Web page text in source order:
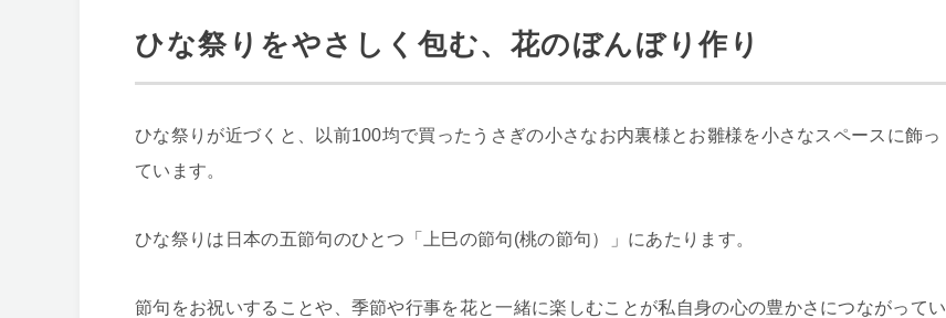
ひな祭りをやさしく包む、花のぼんぼり作り
ひな祭りが近づくと、以前100均で買ったうさぎの小さなお内裏様とお雛様を小さなスペースに飾っ
ています。
ひな祭りは日本の五節句のひとつ「上巳の節句(桃の節句）」にあたります。
節句をお祝いすることや、季節や行事を花と一緒に楽しむことが私自身の心の豊かさにつながってい